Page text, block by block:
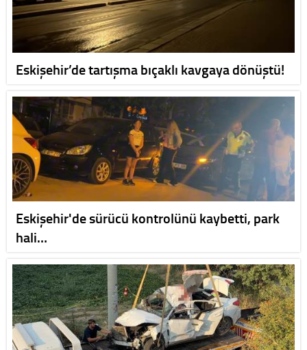
Eskişehir’de tartışma bıçaklı kavgaya dönüştü!
Eskişehir'de sürücü kontrolünü kaybetti, park
hali…